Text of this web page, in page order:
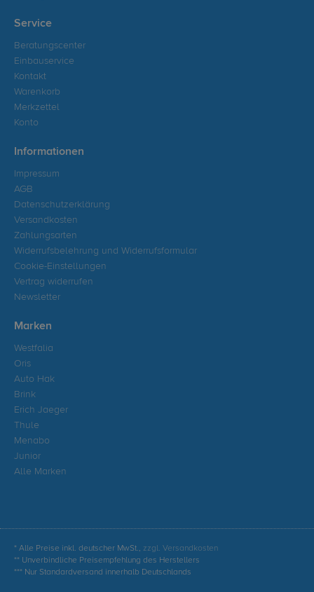
Service
Beratungscenter
Einbauservice
Kontakt
Warenkorb
Merkzettel
Konto
Informationen
Impressum
AGB
Datenschutzerklärung
Versandkosten
Zahlungsarten
Widerrufsbelehrung und Widerrufsformular
Cookie-Einstellungen
Vertrag widerrufen
Newsletter
Marken
Westfalia
Oris
Auto Hak
Brink
Erich Jaeger
Thule
Menabo
Junior
Alle Marken
* Alle Preise inkl. deutscher MwSt., zzgl. Versandkosten
** Unverbindliche Preisempfehlung des Herstellers
*** Nur Standardversand innerhalb Deutschlands